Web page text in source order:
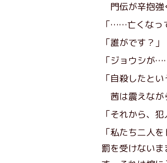
門伝が辛抱強
「……亡くなっ
「誰がです？」
「ジョウシが
「自殺したと
茜は震えなが
「それから、
「私たち二人
罰を受けない